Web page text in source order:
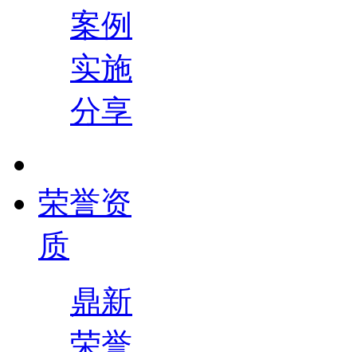
案例
实施
分享
荣誉资
质
鼎新
荣誉